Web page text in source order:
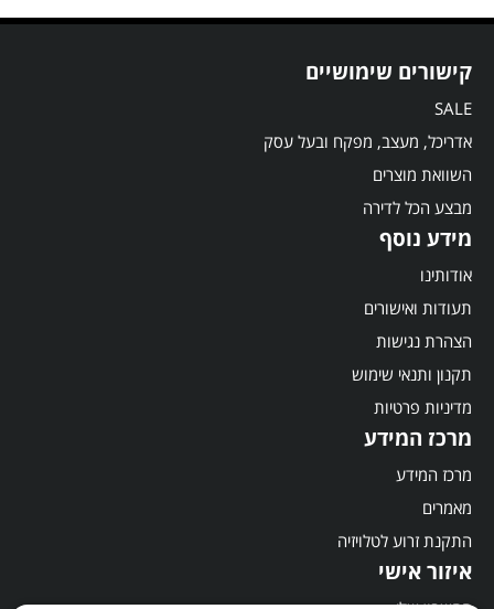
קישורים שימושיים
SALE
אדריכל, מעצב, מפקח ובעל עסק
השוואת מוצרים
מבצע הכל לדירה
מידע נוסף
אודותינו
תעודות ואישורים
הצהרת נגישות
תקנון ותנאי שימוש
מדיניות פרטיות
מרכז המידע
מרכז המידע
מאמרים
התקנת זרוע לטלויזיה
איזור אישי